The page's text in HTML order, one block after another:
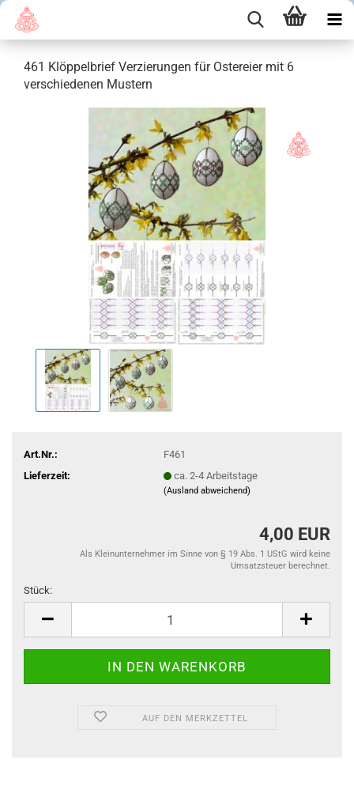
461 Klöppelbrief Verzierungen für Ostereier mit 6
verschiedenen Mustern
Art.Nr.:
F461
Lieferzeit:
ca. 2-4 Arbeitstage
(Ausland abweichend)
4,00 EUR
Als Kleinunternehmer im Sinne von § 19 Abs. 1 UStG wird keine
Umsatzsteuer berechnet.
Stück:
AUF DEN MERKZETTEL